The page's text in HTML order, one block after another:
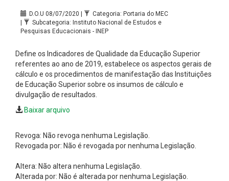
D.O.U 08/07/2020 |
Categoria: Portaria do MEC
|
Subcategoria: Instituto Nacional de Estudos e
Pesquisas Educacionais - INEP
Define os Indicadores de Qualidade da Educação Superior
referentes ao ano de 2019, estabelece os aspectos gerais de
cálculo e os procedimentos de manifestação das Instituições
de Educação Superior sobre os insumos de cálculo e
divulgação de resultados.
Baixar arquivo
Revoga: Não revoga nenhuma Legislação.
Revogada por: Não é revogada por nenhuma Legislação.
Altera: Não altera nenhuma Legislação.
Alterada por: Não é alterada por nenhuma Legislação.